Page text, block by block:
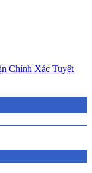
Chính Xác Tuyệt